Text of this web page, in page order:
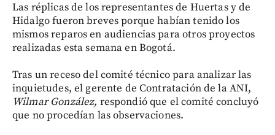
Las réplicas de los representantes de Huertas y de
Hidalgo fueron breves porque habían tenido los
mismos reparos en audiencias para otros proyectos
realizadas esta semana en Bogotá.
Tras un receso del comité técnico para analizar las
inquietudes, el gerente de Contratación de la ANI,
Wilmar González, respondió que el comité concluyó
que no procedían las observaciones.